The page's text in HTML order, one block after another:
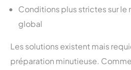
Conditions plus strictes sur le
global
Les solutions existent mais
préparation minutieuse.